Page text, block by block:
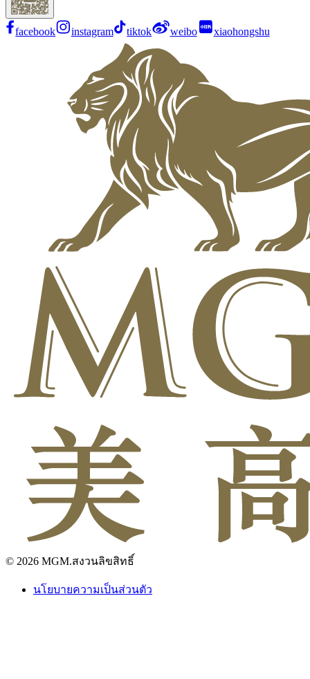
facebook instagram tiktok weibo xiaohongshu
© 2026 MGM.สงวนลิขสิทธิ์
นโยบายความเป็นส่วนตัว